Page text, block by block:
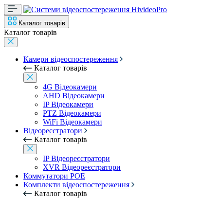
Каталог товарів
Каталог товарів
Камери відеоспостереження
Каталог товарів
4G Відеокамери
AHD Відеокамери
IP Відеокамери
PTZ Відеокамери
WiFi Відеокамери
Відеореєстратори
Каталог товарів
IP Відеореєстратори
XVR Відеореєстратори
Коммутатори POE
Комплекти відеоспостереження
Каталог товарів